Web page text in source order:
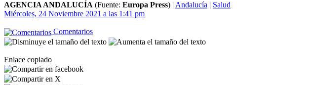
AGENCIA ANDALUCÍA (Fuente: Europa Press) | Andalucía | Salud
Miércoles, 24 Noviembre 2021 a las 1:41 pm
Comentarios
Enlace copiado